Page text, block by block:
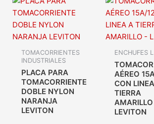
TOMACORRIENTES
INDUSTRIALES
PLACA PARA
TOMACORRIENTE
DOBLE NYLON
NARANJA
LEVITON
ENCHUFES
AÉREO
CON
TIERRA
LEVITON